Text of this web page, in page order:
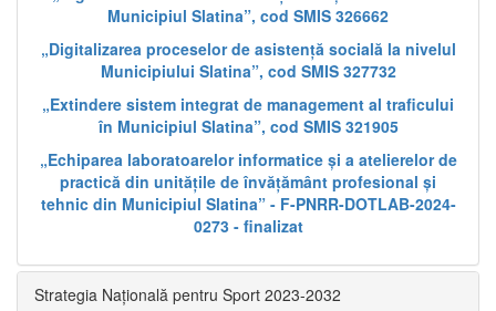
Municipiul Slatina”, cod SMIS 326662
„Digitalizarea proceselor de asistență socială la nivelul
Municipiului Slatina”, cod SMIS 327732
„Extindere sistem integrat de management al traficului
în Municipiul Slatina”, cod SMIS 321905
„Echiparea laboratoarelor informatice și a atelierelor de
practică din unitățile de învățământ profesional și
tehnic din Municipiul Slatina” - F-PNRR-DOTLAB-2024-
0273 - finalizat
Strategia Națională pentru Sport 2023-2032